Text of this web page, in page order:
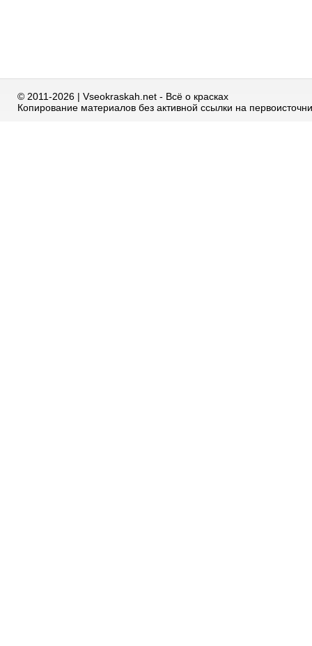
© 2011-2026 | Vseokraskah.net - Всё о красках
Копирование материалов без активной ссылки на